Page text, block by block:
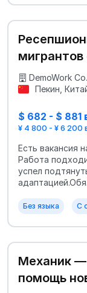
DemoWork
Пекин,
$ 682 - $ 881
¥ 4 800 - ¥ 6 200
Есть вакансия
Работа
успел
Без языка С
Механик —
помощь